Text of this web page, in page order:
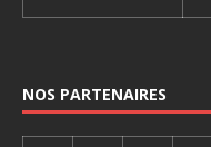
NOS PARTENAIRES